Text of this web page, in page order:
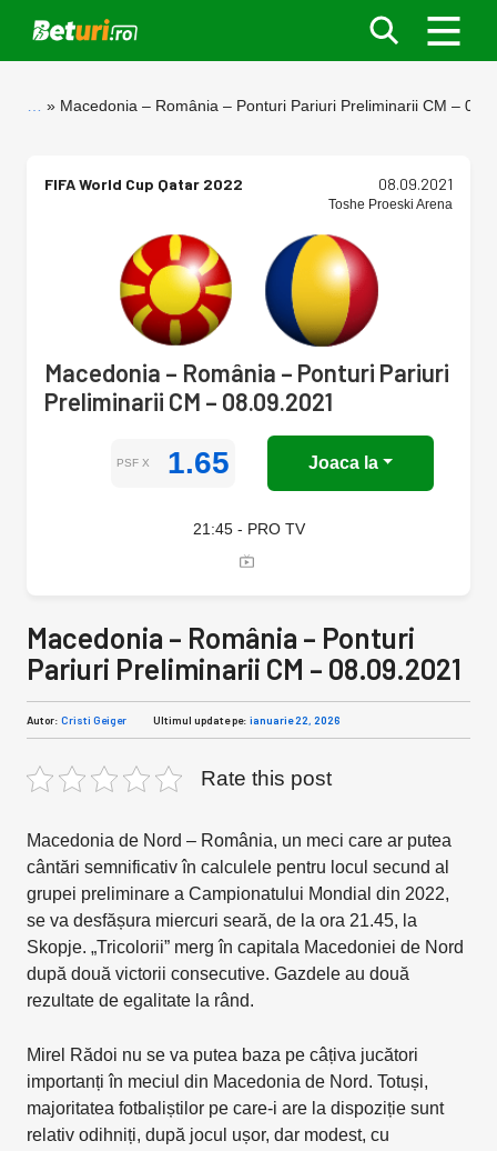
Macedonia – România – Ponturi Pariuri Preliminarii CM –
FIFA World Cup Qatar 2022 08.09.2021
Toshe Proeski Arena
Macedonia – România – Ponturi Pariuri
Preliminarii CM – 08.09.2021
PSF X 1.65 Joaca la
21:45 - PRO TV
Macedonia – România – Ponturi
Pariuri Preliminarii CM – 08.09.2021
Autor: Cristi Geiger Ultimul update pe: ianuarie 22, 2026
Rate this post
Macedonia de Nord – România, un meci care ar putea
cântări semnificativ în calculele pentru locul secund al
grupei preliminare a Campionatului Mondial din 2022,
se va desfășura miercuri seară, de la ora 21.45, la
Skopje. „Tricolorii” merg în capitala Macedoniei de Nord
după două victorii consecutive. Gazdele au două
rezultate de egalitate la rând.
Mirel Rădoi nu se va putea baza pe câțiva jucători
importanți în meciul din Macedonia de Nord. Totuși,
majoritatea fotbaliștilor pe care-i are la dispoziție sunt
relativ odihniți, după jocul ușor, dar modest, cu